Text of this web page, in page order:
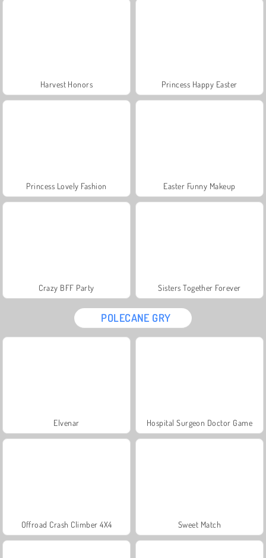
Harvest Honors Princess Happy Easter
Princess Lovely Fashion Easter Funny Makeup
Crazy BFF Party Sisters Together Forever
POLECANE GRY
Elvenar Hospital Surgeon Doctor Game
Offroad Crash Climber 4X4 Sweet Match